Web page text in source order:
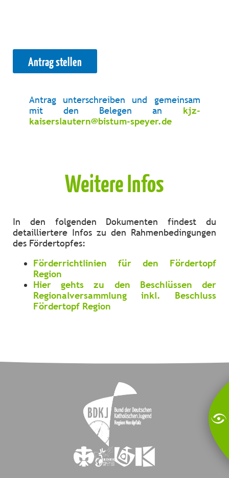
Antrag stellen
Antrag unterschreiben und gemeinsam
mit den Belegen an kjz-
kaiserslautern@bistum-speyer.de
Weitere Infos
In den folgenden Dokumenten findest du
detailliertere Infos zu den Rahmenbedingungen
des Fördertopfes:
Förderrichtlinien für den Fördertopf
Region
Hier gehts zu den Beschlüssen der
Regionalversammlung inkl. Beschluss
Fördertopf Region